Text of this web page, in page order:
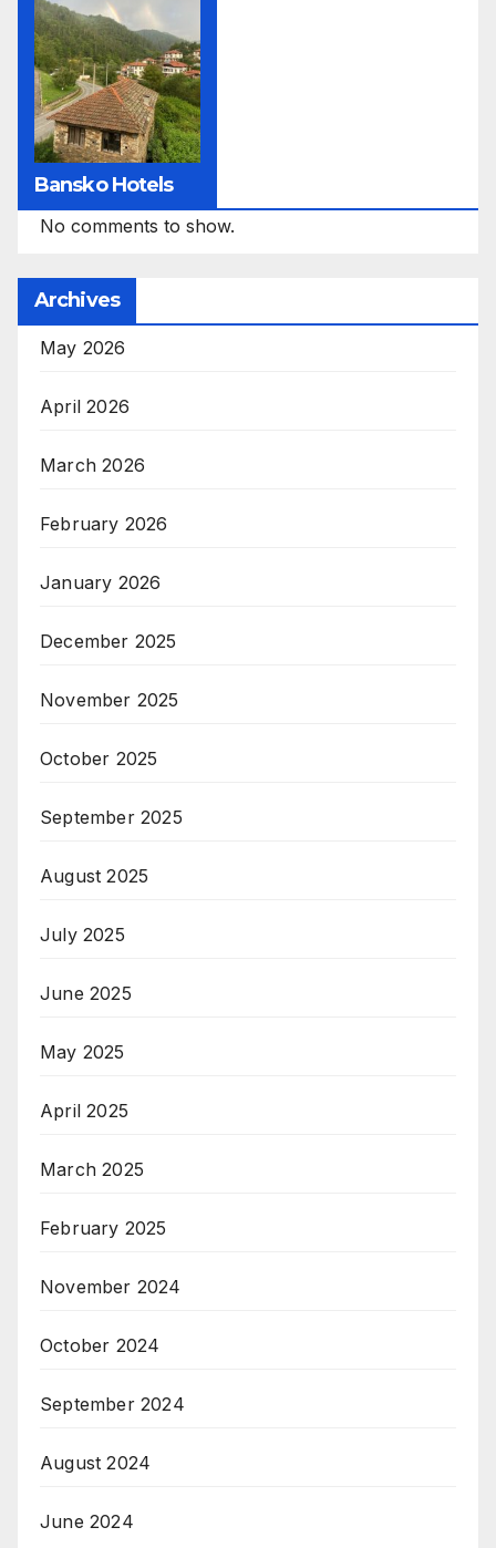
Bansko Hotels
No comments to show.
Archives
May 2026
April 2026
March 2026
February 2026
January 2026
December 2025
November 2025
October 2025
September 2025
August 2025
July 2025
June 2025
May 2025
April 2025
March 2025
February 2025
November 2024
October 2024
September 2024
August 2024
June 2024